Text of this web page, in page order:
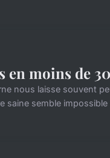
en moins de
nous laisse souvent
saine semble impossible